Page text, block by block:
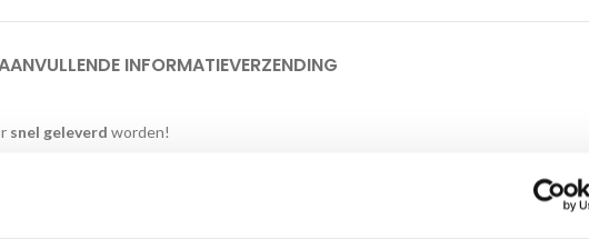
INFORMATIEVERZENDING
snel geleverd worden!
enz.